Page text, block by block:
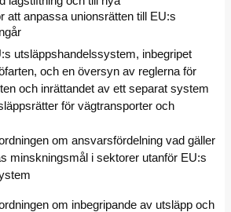
att anpassa unionsrätten till EU:s
utsläppshandelssystem, inbegripet
och en översyn av reglerna för
och inrättandet av ett separat system
för vägtransporter och
om ansvarsfördelning vad gäller
minskningsmål i sektorer utanför EU:s
om inbegripande av utsläpp och